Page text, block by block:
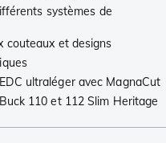
systèmes de
couteaux et designs
ultraléger avec MagnaCut
110 et 112 Slim Heritage